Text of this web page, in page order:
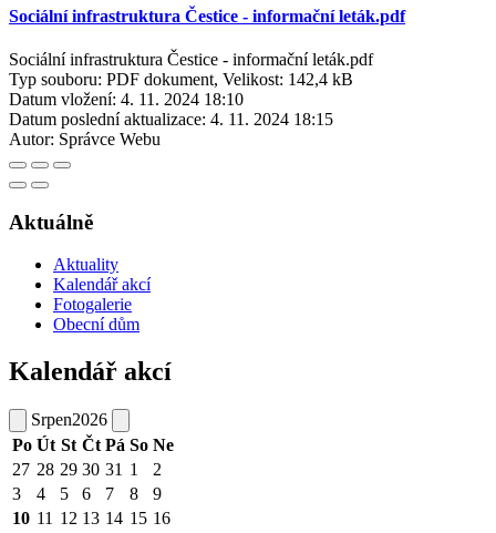
Sociální infrastruktura Čestice - informační leták.pdf
Sociální infrastruktura Čestice - informační leták.pdf
Typ souboru: PDF dokument, Velikost: 142,4 kB
Datum vložení: 4. 11. 2024 18:10
Datum poslední aktualizace: 4. 11. 2024 18:15
Autor: Správce Webu
Aktuálně
Aktuality
Kalendář akcí
Fotogalerie
Obecní dům
Kalendář akcí
Srpen2026
Po Út St Čt Pá So Ne
27 28 29 30 31 1
2
3
4 5 6 7 8
9
10 11 12 13 14 15 16